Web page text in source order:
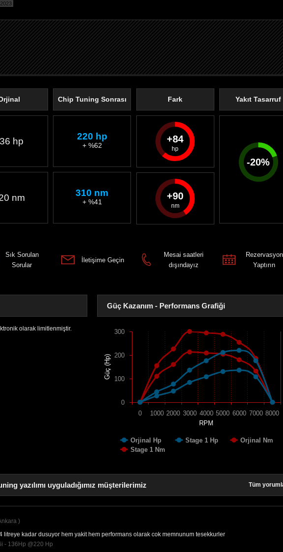
hp
nm
Chip Tuning Sonrası
220 hp
+ %62
310 nm
+ %41
Fark
84
90
Yakıt Tasarruf
-20%
Sık Sorulan
Sorular
İletişime Geçin
Mesai saatleri
dışındayız
Rezervasyon
Yaptırın
olarak limitlenmiştir.
Güç Kazanım - Performans Grafiği
RPM
Güç (Hp)
Orjinal Hp Stage 1 Hp
Orjinal Nm
Stage 1 Nm
0 1000 2000 3000 4000 5000 6000 7000 8000
0
100
200
300
yazılımı uyguladığımız müşterilerimiz Tüm
litreye kadar dusuyor hem yakit hem performans olarak cok memnunum tesekkurler
- 136Hp @220 Hp